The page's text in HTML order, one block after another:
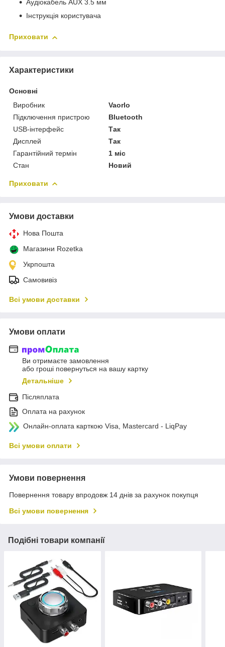
Аудіокабель AUX 3.5 мм
Інструкція користувача
Приховати
Характеристики
Основні
Виробник
Vaorlo
Підключення пристрою
Bluetooth
USB-інтерфейс
Так
Дисплей
Так
Гарантійний термін
1 міс
Стан
Новий
Приховати
Умови доставки
Нова Пошта
Магазини Rozetka
Укрпошта
Самовивіз
Всі умови доставки
Умови оплати
Ви отримаєте замовлення
або гроші повернуться на вашу картку
Детальніше
Післяплата
Оплата на рахунок
Онлайн-оплата карткою Visa, Mastercard - LiqPay
Всі умови оплати
Умови повернення
Повернення товару впродовж 14 днів за рахунок покупця
Всі умови повернення
Подібні товари компанії